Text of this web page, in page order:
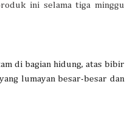
ini selama tiga minggu
di bagian hidung, atas bibir
lumayan besar-besar dan